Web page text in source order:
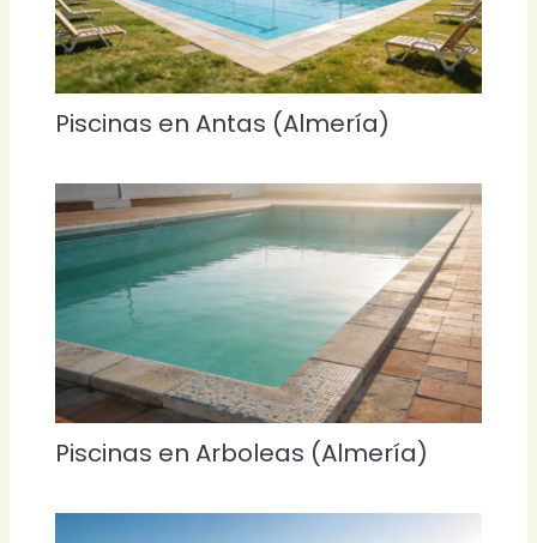
Piscinas en Antas (Almería)
Piscinas en Arboleas (Almería)